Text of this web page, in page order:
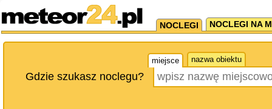
NOCLEGI NOCLEGI NA
miejsce nazwa obiektu
Gdzie szukasz noclegu?